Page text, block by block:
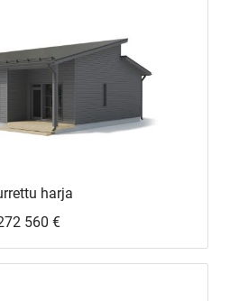
harja
560 €